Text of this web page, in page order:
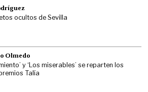
ocultos de Sevilla
Olmedo
y ‘Los miserables’ se reparten los
Talía